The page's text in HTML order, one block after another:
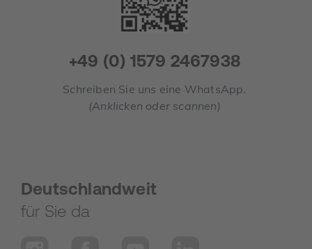
+49 (0) 1579 2467938
Schreiben Sie uns eine WhatsApp.
(Anklicken oder scannen)
Deutschlandweit
für Sie da